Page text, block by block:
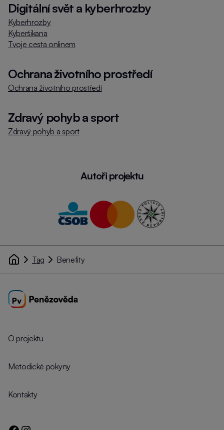
Digitální svět a kyberhrozby
Kyberhrozby
Kyberšikana
Tvoje cesta onlinem
Ochrana životního prostředí
Ochrana životního prostředí
Zdravý pohyb a sport
Zdravý pohyb a sport
Autoři projektu
Tag Benefity
O projektu
Metodické pokyny
Kontakty